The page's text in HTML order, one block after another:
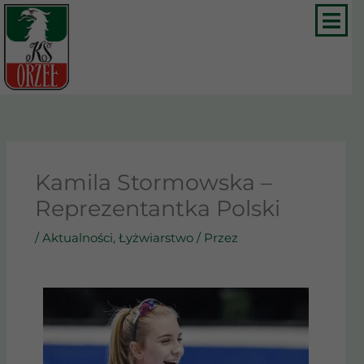
Przejdź
treści
Kamila Stormowska –
Reprezentantka Polski
/ Aktualności, Łyżwiarstwo/ Przez